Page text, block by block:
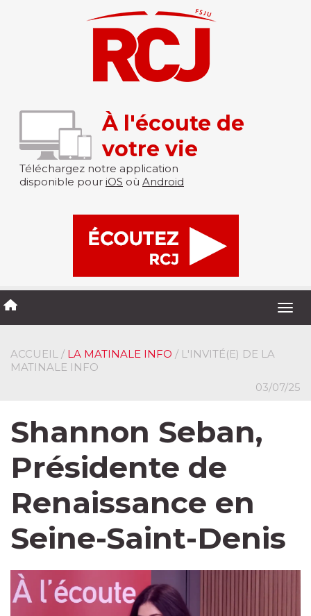
À l'écoute de
votre vie
Téléchargez notre application
disponible pour iOS où Android
ACCUEIL / LA MATINALE INFO / L'INVITÉ(E) DE LA
MATINALE INFO
03/07/25
Shannon Seban,
Présidente de
Renaissance en
Seine-Saint-Denis